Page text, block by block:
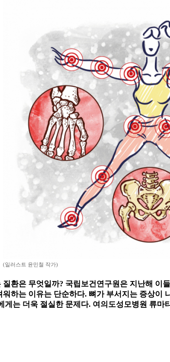
(일러스트 윤민철 작가)
환은 무엇일까? 국립보건연구원은 지난해
하는 이유는 단순하다. 뼈가 부서지는 증상
는 더욱 절실한 문제다. 여의도성모병원 류